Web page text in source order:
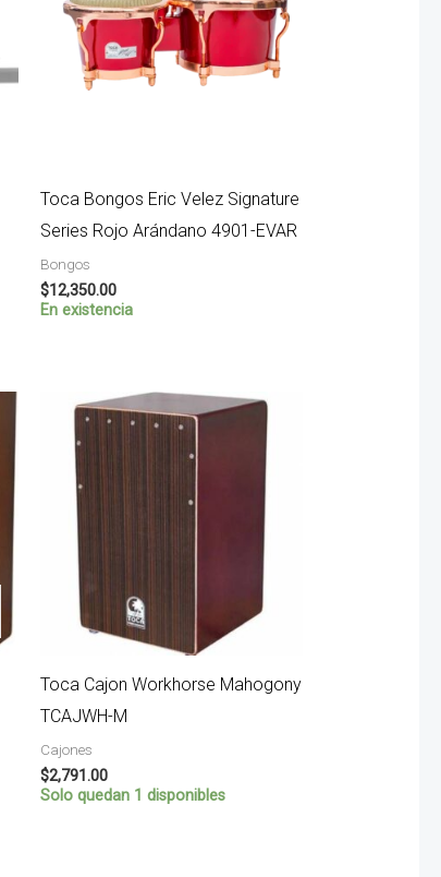
Toca Bongos Eric Velez Signature
Series Rojo Arándano 4901-EVAR
Bongos
$12,350.00
En existencia
Toca Cajon Workhorse Mahogony
TCAJWH-M
Cajones
$2,791.00
Solo quedan 1 disponibles